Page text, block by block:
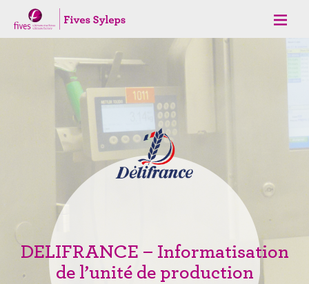
DELIFRANCE – Informatisation
de l’unité de production